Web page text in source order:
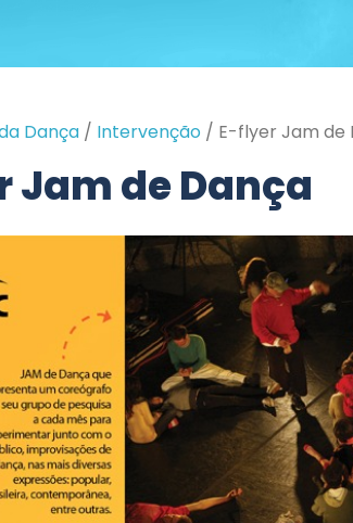
Dança / Intervenção / E-flyer Jam de
Jam de Dança